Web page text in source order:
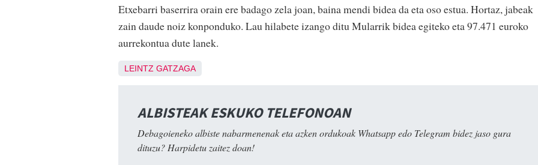
Etxebarri baserrira orain ere badago zela joan, baina mendi bidea da eta oso estua. Hortaz, jabeak
zain daude noiz konponduko. Lau hilabete izango ditu Mularrik bidea egiteko eta 97.471 euroko
aurrekontua dute lanek.
LEINTZ GATZAGA
ALBISTEAK ESKUKO TELEFONOAN
Debagoieneko albiste nabarmenenak eta azken ordukoak Whatsapp edo Telegram bidez jaso gura
dituzu? Harpidetu zaitez doan!